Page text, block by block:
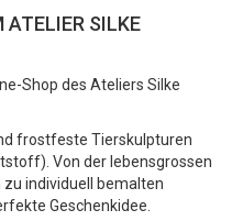
ATELIER SILKE
Shop des Ateliers Silke
frostfeste Tierskulpturen
Von der lebensgrossen
individuell bemalten
Geschenkidee.